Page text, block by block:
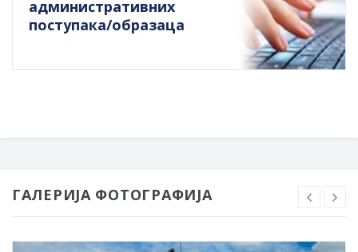
административних
поступака/образаца
ГАЛЕРИЈА ФОТОГРАФИЈА